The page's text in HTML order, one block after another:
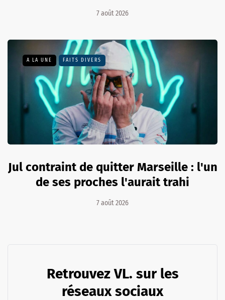
7 août 2026
A LA UNE FAITS DIVERS
Jul contraint de quitter Marseille : l'un
de ses proches l'aurait trahi
7 août 2026
Retrouvez VL. sur les
réseaux sociaux